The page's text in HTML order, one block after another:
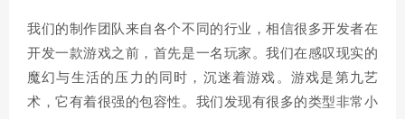
我们的制作团队来自各个不同的行业，相信很多开发者在
开发一款游戏之前，首先是一名玩家。我们在感叹现实的
魔幻与生活的压力的同时，沉迷着游戏。游戏是第九艺
术，它有着很强的包容性。我们发现有很多的类型非常小